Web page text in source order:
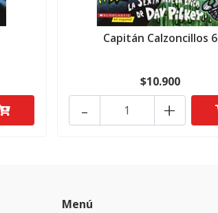
Capitán Calzoncillos 6
$10.900
+
-
Menú